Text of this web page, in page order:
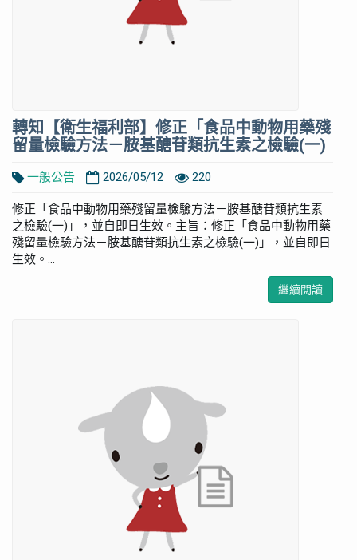
轉知【衛生福利部】修正「食品中動物用藥殘
留量檢驗方法－胺基醣苷類抗生素之檢驗(一)
一般公告 2026/05/12 220
修正「食品中動物用藥殘留量檢驗方法－胺基醣苷類抗生素
之檢驗(一)」，並自即日生效。主旨：修正「食品中動物用藥
殘留量檢驗方法－胺基醣苷類抗生素之檢驗(一)」，並自即日
生效。...
繼續閱讀